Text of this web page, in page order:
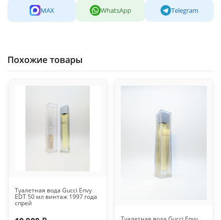
MAX WhatsApp Telegram
Похожие товары
Туалетная вода Gucci Envy
EDT 50 мл винтаж 1997 года
спрей